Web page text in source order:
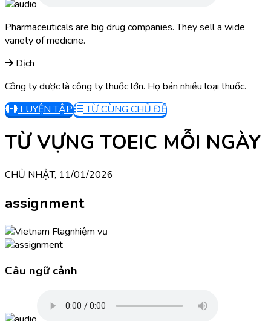
Pharmaceuticals are big drug companies. They sell a wide
variety of medicine.
Dịch
Công ty dược là công ty thuốc lớn. Họ bán nhiều loại thuốc.
LUYỆN TẬP
TỪ CÙNG CHỦ ĐỀ
TỪ VỰNG TOEIC MỖI NGÀY
CHỦ NHẬT, 11/01/2026
assignment
nhiệm vụ
Câu ngữ cảnh